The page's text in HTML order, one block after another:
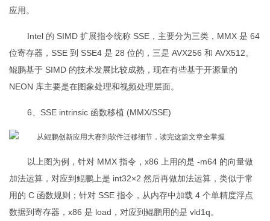
应用。
Intel 的 SIMD 扩展指令统称 SSE，主要分为三类，MMX 是 64
位寄存器，SSE 到 SSE4 是 28 位的，三是 AVX256 和 AVX512。
鲲鹏基于 SIMD 的技术发展比较成熟，现在有些基于开源量的
NEON 库主要是在图象处理和视频处理层面。
6、SSE intrinsic 函数移植 (MMX/SSE)
以上图为例，针对 MMX 指令，x86 上用的是 -m64 的向量做
加法运算，对应到鲲鹏上是 int32×2 然后再做加法运算，类似于常
用的 C 函数规则；针对 SSE 指令，从内存中加载 4 个单精度浮点
数据到寄存器，x86 是 load，对应到鲲鹏用的是 vld1q。